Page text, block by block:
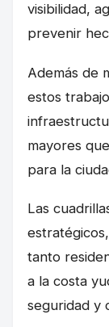
visibilidad,
prevenir
Además de
estos
mayores
para la
Las
tanto
a la costa
seguridad y